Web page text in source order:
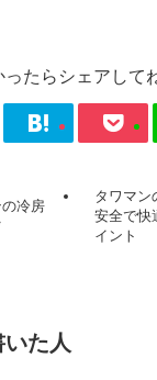
ったらシェアして
冷房
タワマン
安全で快
イント
た人